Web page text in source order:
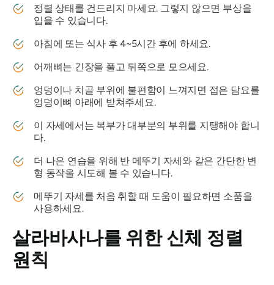
정렬 상태를 건드리지 마세요. 그렇지 않으면 부상을
입을 수 있습니다.
아침에 또는 식사 후 4~5시간 후에 하세요.
어깨뼈는 긴장을 풀고 뒤쪽으로 모으세요.
엉덩이나 치골 부위에 불편함이 느껴지면 접은 담요를
엉덩이뼈 아래에 받쳐주세요.
이 자세에서는 복부가 대부분의 부위를 지탱해야 합니
다.
더 나은 연습을 위해 반 메뚜기 자세와 같은 간단한 변
형 동작을 시도해 볼 수 있습니다.
메뚜기 자세를 처음 취할 때 도움이 필요하면 소품을
사용하세요.
살라바사나를 위한 신체 정렬
원칙